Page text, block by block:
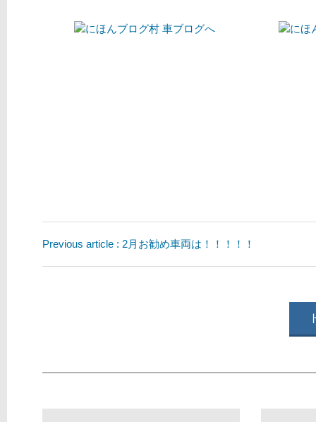
Previous article : 2月お勧め車両は！！！！！